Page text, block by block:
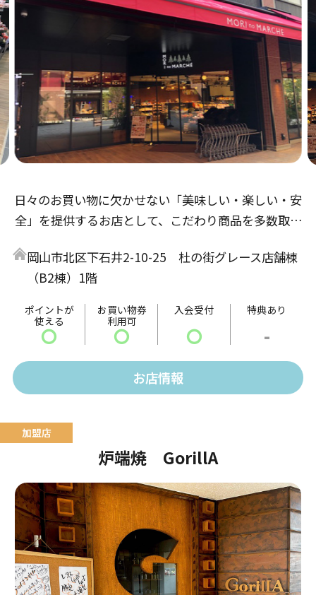
日々のお買い物に欠かせない「美味しい・楽しい・安
全」を提供するお店として、こだわり商品を多数取り
届く新鮮直送野菜」「岡山県産和牛の販売」「店内で
焼き上げる県内有名洋菓子店さん監修の焼菓子」な
ど、岡山の魅力を中心に、日本中の「美味しい」を提
供し、地域のみなさまに「楽しい」を感じられるお店
を目指しています。
岡山市北区下石井2-10-25 杜の街グレース店舗棟
（B2棟）1階
ポイントが
使える
〇
お買い物券
利用可
〇
入会受付
〇
特典あり
-
お店情報
炉端焼 GorillA